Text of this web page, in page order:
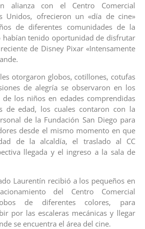
alianza con el Centro Comercial
Unidos, ofrecieron un «día de cine»
de diferentes comunidades de la
habían tenido oportunidad de disfrutar
de Disney Pixar «Intensamente
otorgaron globos, cotillones, cotufas
de alegría se observaron en los
de los niños en edades comprendidas
de edad, los cuales contaron con la
de la Fundación San Diego para
desde el mismo momento en que
de la alcaldía, el traslado al CC
llegada y el ingreso a la sala de
Laurentín recibió a los pequeños en
del Centro Comercial
de diferentes colores, para
por las escaleras mecánicas y llegar
se encuentra el área del cine.